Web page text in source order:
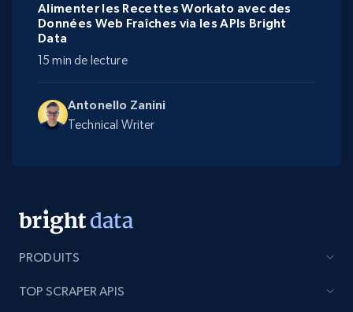
Antonello Zanini
Technical Writer
Alimenter les Recettes Workato avec des
Données Web Fraîches via les APIs Bright
Data
15 min de lecture
PRODUITS
TOP SCRAPER APIS